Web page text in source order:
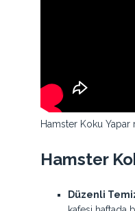
Hamster Koku Yapar
Hamster
Düzenli